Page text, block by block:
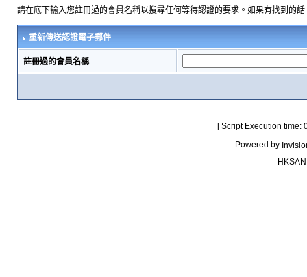
請在底下輸入您註冊過的會員名稱以搜尋任何等待認證的要求。如果有找到的
重新傳送認證電子郵件
註冊過的會員名稱
[ Script Execution
Powered by